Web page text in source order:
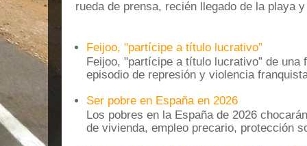
rueda de prensa, recién llegado de la playa
Feijoo, "partícipe a título lucrativo”
Feijoo, "partícipe a título lucrativo” de una
episodio de represión y violencia
Ser pobre en España en 2026
Los pobres en la España de 2026
de vivienda, empleo precario, protección